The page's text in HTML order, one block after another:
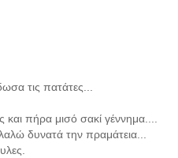
τις πατάτες...
και πήρα μισό σακί γέννημα....
δυνατά την πραμάτεια...